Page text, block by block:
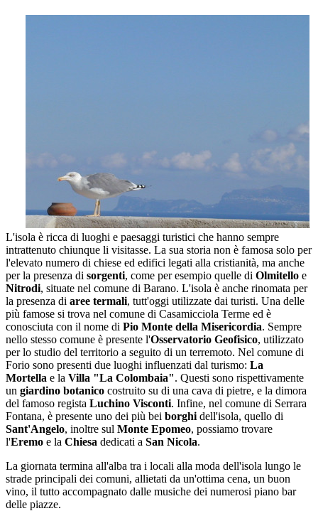
L'isola è ricca di luoghi e paesaggi turistici che hanno sempre
intrattenuto chiunque li visitasse. La sua storia non è famosa solo per
l'elevato numero di chiese ed edifici legati alla cristianità, ma anche
per la presenza di sorgenti, come per esempio quelle di Olmitello e
Nitrodi, situate nel comune di Barano. L'isola è anche rinomata per
la presenza di aree termali, tutt'oggi utilizzate dai turisti. Una delle
più famose si trova nel comune di Casamicciola Terme ed è
conosciuta con il nome di Pio Monte della Misericordia. Sempre
nello stesso comune è presente l'Osservatorio Geofisico, utilizzato
per lo studio del territorio a seguito di un terremoto. Nel comune di
Forio sono presenti due luoghi influenzati dal turismo: La
Mortella e la Villa "La Colombaia". Questi sono rispettivamente
un giardino botanico costruito su di una cava di pietre, e la dimora
del famoso regista Luchino Visconti. Infine, nel comune di Serrara
Fontana, è presente uno dei più bei borghi dell'isola, quello di
Sant'Angelo, inoltre sul Monte Epomeo, possiamo trovare
l'Eremo e la Chiesa dedicati a San Nicola.
La giornata termina all'alba tra i locali alla moda dell'isola lungo le
strade principali dei comuni, allietati da un'ottima cena, un buon
vino, il tutto accompagnato dalle musiche dei numerosi piano bar
delle piazze.